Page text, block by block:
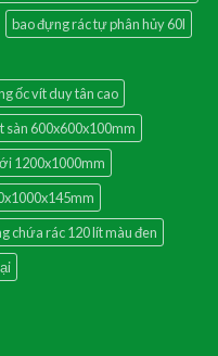
bao đựng rác tự phân hủy 60l
ốc vít duy tân cao
sàn 600x600x100mm
1200x1000mm
chứa rác 120 lít màu đen